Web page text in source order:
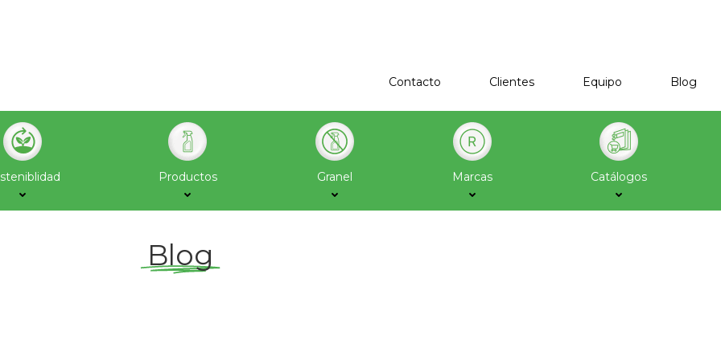
Contacto Clientes Equipo Blog
Productos Granel Marcas Catálogos
Blog